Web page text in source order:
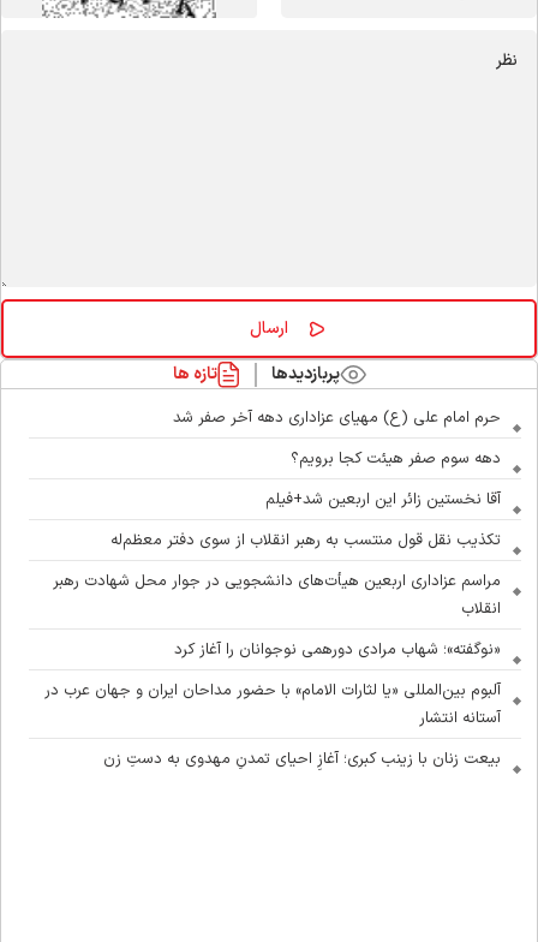
پربازدیدها تازه ها
حرم امام علی (ع) مهیای عزاداری دهه آخر صفر شد
دهه سوم صفر هیئت کجا برویم؟
آقا نخستین زائر این اربعین شد+فیلم
تکذیب نقل قول منتسب به رهبر انقلاب از سوی دفتر معظم‌له
مراسم عزاداری اربعین هیأت‌های دانشجویی در جوار محل شهادت رهبر
انقلاب
«نوگفته»؛ شهاب مرادی دورهمی نوجوانان را آغاز کرد
آلبوم بین‌المللی «یا لثارات الامام» با حضور مداحان ایران و جهان عرب در
آستانه انتشار
بیعت زنان با زینب کبری؛ آغازِ احیای تمدنِ مهدوی به دستِ زن